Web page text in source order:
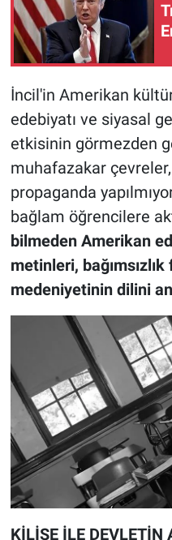
İncil'in Amerikan
edebiyatı ve siyasal
etkisinin görmezden
muhafazakar
propaganda
bağlam öğrencilere
bilmeden Amerikan
metinleri,
medeniyetinin dilini
KİLİSE İLE DEVLETİN